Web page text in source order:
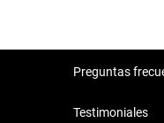
Preguntas
Testimoniales